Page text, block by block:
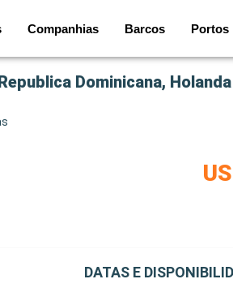
Companhias Barcos Portos
Dominicana,
DATAS E